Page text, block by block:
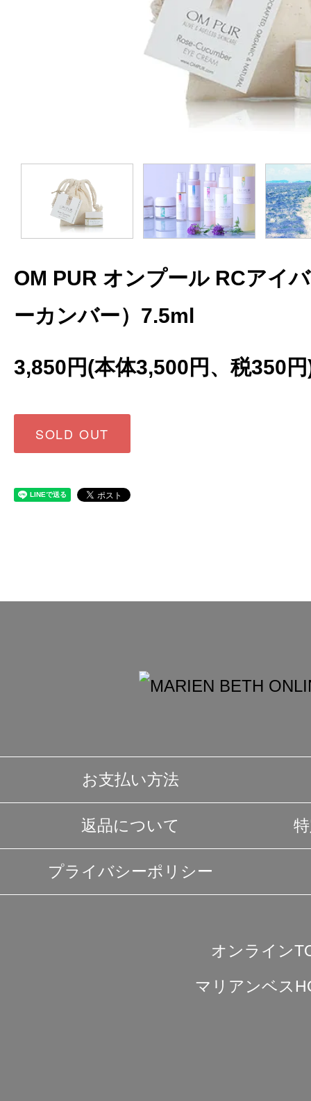
OM PUR オンプール RCアイ
ーカンバー）7.5ml
3,850円(本体3,500円、税350
SOLD OUT
お支払い方法
返品について
プライバシーポリシー
オンライン
マリアンベス